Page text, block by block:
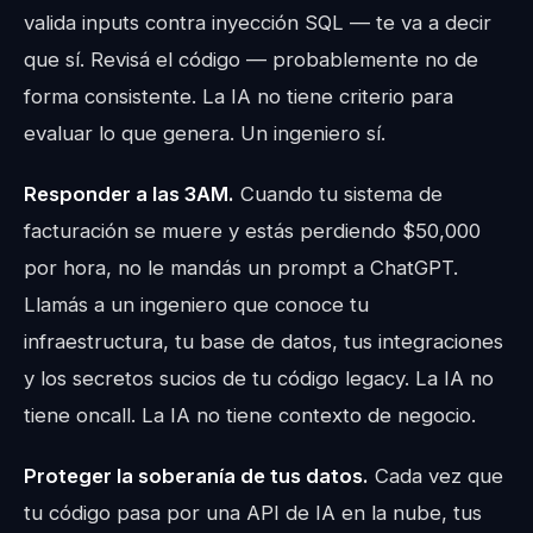
valida inputs contra inyección SQL — te va a decir
que sí. Revisá el código — probablemente no de
forma consistente. La IA no tiene criterio para
evaluar lo que genera. Un ingeniero sí.
Responder a las 3AM. Cuando tu sistema de
facturación se muere y estás perdiendo $50,000
por hora, no le mandás un prompt a ChatGPT.
Llamás a un ingeniero que conoce tu
infraestructura, tu base de datos, tus integraciones
y los secretos sucios de tu código legacy. La IA no
tiene oncall. La IA no tiene contexto de negocio.
Proteger la soberanía de tus datos. Cada vez que
tu código pasa por una API de IA en la nube, tus